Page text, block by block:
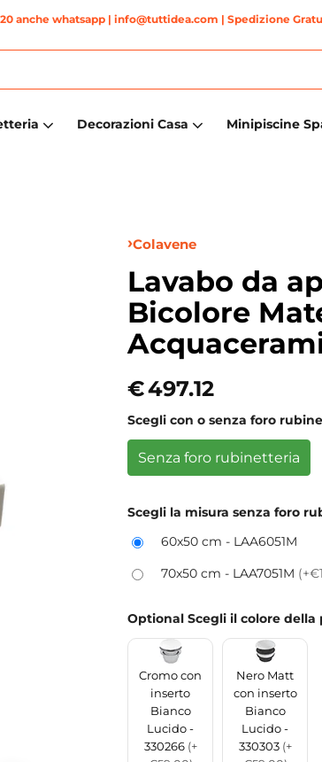
anche whatsapp| info@tuttidea.com | Spedizione
Decorazioni Casa Minipiscine
Colavene
Lavabo da
Bicolore
€497.12
Scegli con o senza foro
Senza foro rubinetteria
Scegli la misura senza foro
60x50 cm - LAA6051M
70x50 cm - LAA7051M
Optional Scegli il colore
Cromo con
inserto
Bianco
Lucido -
330266 (+
Nero Matt
con inserto
Bianco
Lucido -
330303 (+